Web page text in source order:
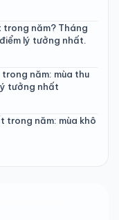
trong năm? Tháng
lý tưởng nhất.
năm: mùa thu
tưởng nhất
trong năm: mùa khô